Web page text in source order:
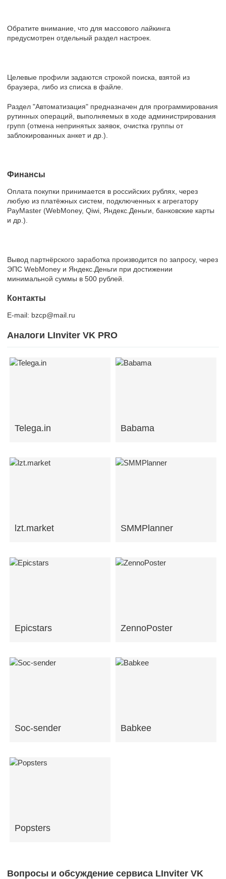
Обратите внимание, что для массового лайкинга
предусмотрен отдельный раздел настроек.
Целевые профили задаются строкой поиска, взятой из
браузера, либо из списка в файле.
Раздел "Автоматизация" предназначен для программирования
рутинных операций, выполняемых в ходе администрирования
групп (отмена непринятых заявок, очистка группы от
заблокированных анкет и др.).
Финансы
Оплата покупки принимается в российских рублях, через
любую из платёжных систем, подключенных к агрегатору
PayMaster (WebMoney, Qiwi, Яндекс.Деньги, банковские карты
и др.).
Вывод партнёрского заработка производится по запросу, через
ЭПС WebMoney и Яндекс.Деньги при достижении
минимальной суммы в 500 рублей.
Контакты
E-mail: bzcp@mail.ru
Аналоги LInviter VK PRO
Telega.in Babama
lzt.market SMMPlanner
Epicstars ZennoPoster
Soc-sender Babkee
Popsters
Вопросы и обсуждение сервиса LInviter VK